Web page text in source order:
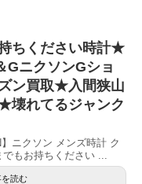
ちください時計★
ニクソンGショ
ン買取★入間狭山
壊れてるジャンク
ニクソン メンズ時計 ク
もお持ちください ...
読む